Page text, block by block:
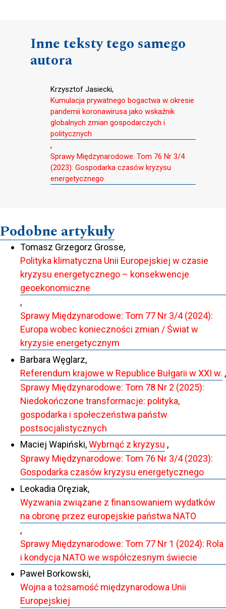
Inne teksty tego samego
autora
Krzysztof Jasiecki,
Kumulacja prywatnego bogactwa w okresie
pandemii koronawirusa jako wskaźnik
globalnych zmian gospodarczych i
politycznych
,
Sprawy Międzynarodowe: Tom 76 Nr 3/4
(2023): Gospodarka czasów kryzysu
energetycznego
Podobne artykuły
Tomasz Grzegorz Grosse,
Polityka klimatyczna Unii Europejskiej w czasie
kryzysu energetycznego – konsekwencje
geoekonomiczne
,
Sprawy Międzynarodowe: Tom 77 Nr 3/4 (2024):
Europa wobec konieczności zmian / Świat w
kryzysie energetycznym
Barbara Węglarz,
Referendum krajowe w Republice Bułgarii w XXI w. ,
Sprawy Międzynarodowe: Tom 78 Nr 2 (2025):
Niedokończone transformacje: polityka,
gospodarka i społeczeństwa państw
postsocjalistycznych
Maciej Wapiński,Wybrnąć z kryzysu ,
Sprawy Międzynarodowe: Tom 76 Nr 3/4 (2023):
Gospodarka czasów kryzysu energetycznego
Leokadia Oręziak,
Wyzwania związane z finansowaniem wydatków
na obronę przez europejskie państwa NATO
,
Sprawy Międzynarodowe: Tom 77 Nr 1 (2024): Rola
i kondycja NATO we współczesnym świecie
Paweł Borkowski,
Wojna a tożsamość międzynarodowa Unii
Europejskiej